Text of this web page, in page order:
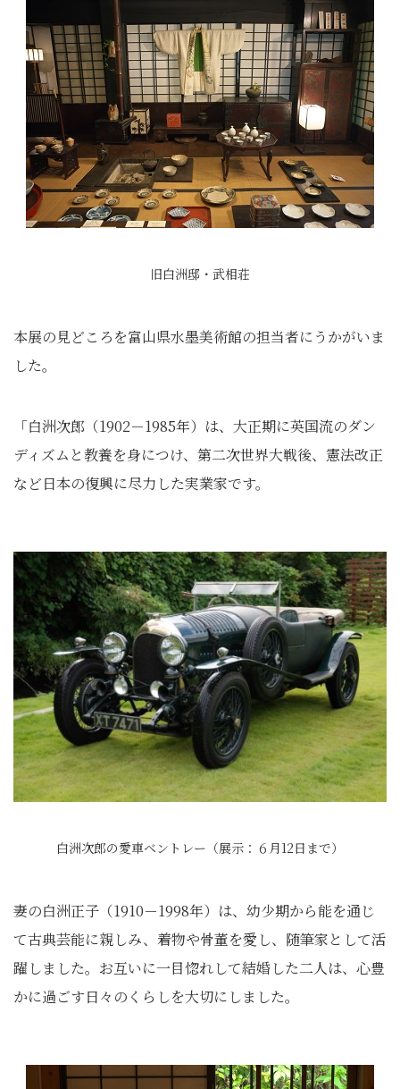
旧白洲邸・武相荘
本展の見どころを富山県水墨美術館の担当者にうかがいま
した。
「白洲次郎（1902－1985年）は、大正期に英国流のダン
ディズムと教養を身につけ、第二次世界大戦後、憲法改正
など日本の復興に尽力した実業家です。
白洲次郎の愛車ベントレー（展示：６月12日まで）
妻の白洲正子（1910－1998年）は、幼少期から能を通じ
て古典芸能に親しみ、着物や骨董を愛し、随筆家として活
躍しました。お互いに一目惚れして結婚した二人は、心豊
かに過ごす日々のくらしを大切にしました。